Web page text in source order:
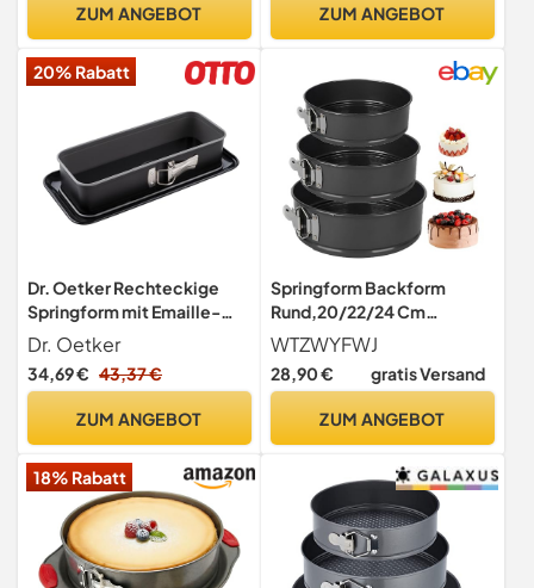
Kuchenform eckig
ZUM ANGEBOT ZUM ANGEBOT
20% Rabatt
Dr. Oetker Rechteckige
Springform mit Emaille-
Servierboden, 30 cm,
Back-Idee – Antihaft-
Beschichtung, schnitt- &
hitzebeständig bis 230°C,
Dr. Oetker
34,69 € 43,37 €
ZUM ANGEBOT
Springform Backform
Rund,20/22/24 Cm
Kuchenform,Backform Mit
Antihaft Beschichtung
Auslaufsichere
Stahl,Abnehmbarer
Zum Backen Verschiedener
Kuchen Unt Brot
WTZWYFWJ
28,90 € gratis Versand
ZUM ANGEBOT
18% Rabatt